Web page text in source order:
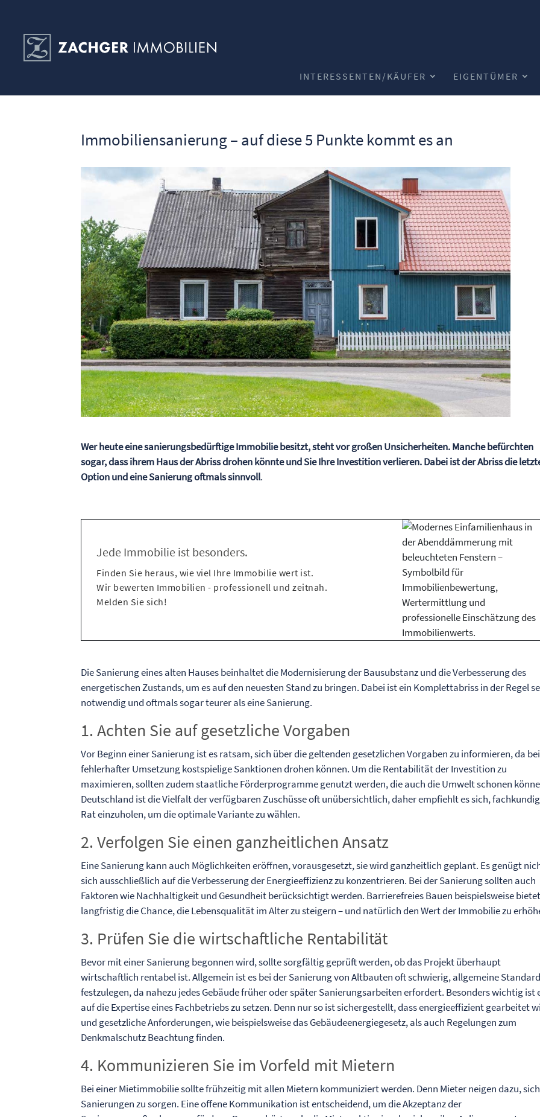
INTERESSENTEN/KÄUFER EIGENTÜMER
Immobiliensanierung – auf diese 5 Punkte kommt es an
Wer heute eine sanierungsbedürftige Immobilie besitzt, steht vor großen Unsicherheiten. Manche befürchten
sogar, dass ihrem Haus der Abriss drohen könnte und Sie Ihre Investition verlieren. Dabei ist der Abriss die
Option und eine Sanierung oftmals sinnvoll.
Jede Immobilie ist besonders.
Finden Sie heraus, wie viel Ihre Immobilie wert ist.
Wir bewerten Immobilien - professionell und zeitnah.
Melden Sie sich!
Die Sanierung eines alten Hauses beinhaltet die Modernisierung der Bausubstanz und die Verbesserung des
energetischen Zustands, um es auf den neuesten Stand zu bringen. Dabei ist ein Komplettabriss in der Regel
notwendig und oftmals sogar teurer als eine Sanierung.
1. Achten Sie auf gesetzliche Vorgaben
Vor Beginn einer Sanierung ist es ratsam, sich über die geltenden gesetzlichen Vorgaben zu informieren, da bei
fehlerhafter Umsetzung kostspielige Sanktionen drohen können. Um die Rentabilität der Investition zu
maximieren, sollten zudem staatliche Förderprogramme genutzt werden, die auch die Umwelt schonen
Deutschland ist die Vielfalt der verfügbaren Zuschüsse oft unübersichtlich, daher empfiehlt es sich,
Rat einzuholen, um die optimale Variante zu wählen.
2. Verfolgen Sie einen ganzheitlichen Ansatz
Eine Sanierung kann auch Möglichkeiten eröffnen, vorausgesetzt, sie wird ganzheitlich geplant. Es genügt
sich ausschließlich auf die Verbesserung der Energieeffizienz zu konzentrieren. Bei der Sanierung sollten auch
Faktoren wie Nachhaltigkeit und Gesundheit berücksichtigt werden. Barrierefreies Bauen beispielsweise
langfristig die Chance, die Lebensqualität im Alter zu steigern – und natürlich den Wert der Immobilie zu
3. Prüfen Sie die wirtschaftliche Rentabilität
Bevor mit einer Sanierung begonnen wird, sollte sorgfältig geprüft werden, ob das Projekt überhaupt
wirtschaftlich rentabel ist. Allgemein ist es bei der Sanierung von Altbauten oft schwierig, allgemeine
festzulegen, da nahezu jedes Gebäude früher oder später Sanierungsarbeiten erfordert. Besonders wichtig ist
auf die Expertise eines Fachbetriebs zu setzen. Denn nur so ist sichergestellt, dass energieeffizient gearbeitet
und gesetzliche Anforderungen, wie beispielsweise das Gebäudeenergiegesetz, als auch Regelungen zum
Denkmalschutz Beachtung finden.
4. Kommunizieren Sie im Vorfeld mit Mietern
Bei einer Mietimmobilie sollte frühzeitig mit allen Mietern kommuniziert werden. Denn Mieter neigen dazu,
Sanierungen zu sorgen. Eine offene Kommunikation ist entscheidend, um die Akzeptanz der